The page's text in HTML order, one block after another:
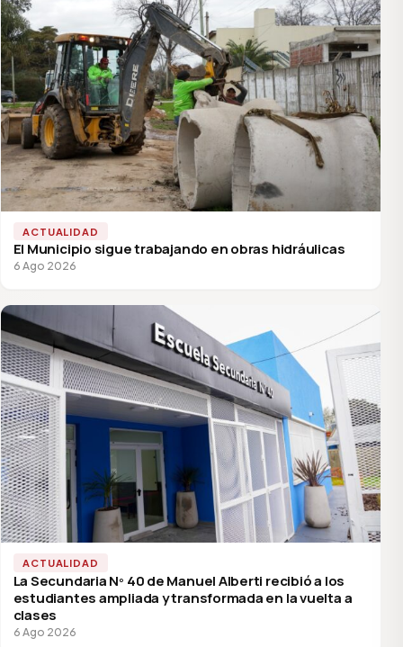
ACTUALIDAD
El Municipio sigue trabajando en obras hidráulicas
6 Ago 2026
ACTUALIDAD
La Secundaria Nº 40 de Manuel Alberti recibió a los
estudiantes ampliada y transformada en la vuelta a
clases
6 Ago 2026